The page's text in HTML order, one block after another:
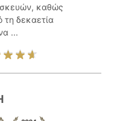
καθώς
τη δεκαετία
...